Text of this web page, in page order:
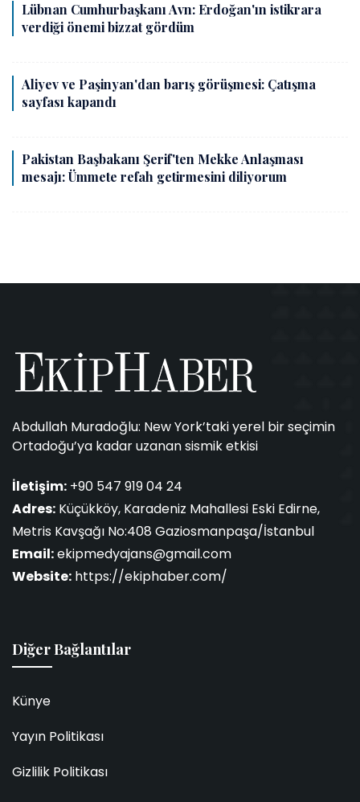
Lübnan Cumhurbaşkanı Avn: Erdoğan'ın istikrara
verdiği önemi bizzat gördüm
Aliyev ve Paşinyan'dan barış görüşmesi: Çatışma
sayfası kapandı
Pakistan Başbakanı Şerif'ten Mekke Anlaşması
mesajı: Ümmete refah getirmesini diliyorum
Abdullah Muradoğlu: New York’taki yerel bir seçimin
Ortadoğu’ya kadar uzanan sismik etkisi
İletişim: +90 547 919 04 24
Adres: Küçükköy, Karadeniz Mahallesi Eski Edirne,
Metris Kavşağı No:408 Gaziosmanpaşa/İstanbul
Email:ekipmedyajans@gmail.com
Website: https://ekiphaber.com/
Diğer Bağlantılar
Künye
Yayın Politikası
Gizlilik Politikası